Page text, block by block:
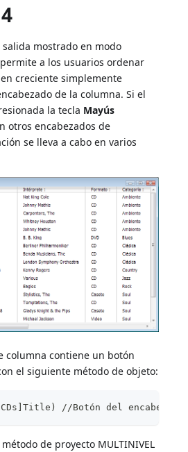
mostrado en modo
a los usuarios ordenar
creciente simplemente
de la columna. Si el
la tecla Mayús
otros encabezados de
se lleva a cabo en varios
columna contiene un botón
el siguiente método de objeto:
//Botón del
de proyecto MULTINIVEL